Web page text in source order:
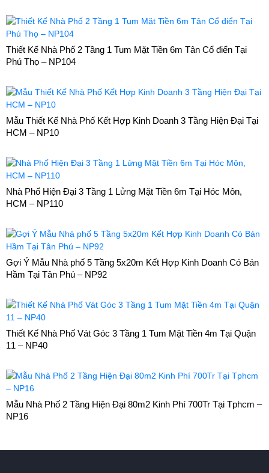
Thiết Kế Nhà Phố 2 Tầng 1 Tum Mặt Tiền 6m Tân Cổ điển Tại
Phú Thọ – NP104
Mẫu Thiết Kế Nhà Phố Kết Hợp Kinh Doanh 3 Tầng Hiện Đại Tại
HCM – NP10
Nhà Phố Hiện Đại 3 Tầng 1 Lửng Mặt Tiền 6m Tại Hóc Môn,
HCM – NP110
Gợi Ý Mẫu Nhà phố 5 Tầng 5x20m Kết Hợp Kinh Doanh Có Bán
Hầm Tại Tân Phú – NP92
Thiết Kế Nhà Phố Vát Góc 3 Tầng 1 Tum Mặt Tiền 4m Tại Quận
11 – NP40
Mẫu Nhà Phố 2 Tầng Hiện Đại 80m2 Kinh Phí 700Tr Tại Tphcm –
NP16